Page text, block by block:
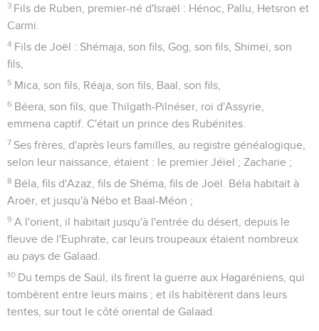
3 Fils de Ruben, premier-né d'Israël : Hénoc, Pallu, Hetsron et
Carmi.
4 Fils de Joël : Shémaja, son fils, Gog, son fils, Shimeï, son
fils,
5 Mica, son fils, Réaja, son fils, Baal, son fils,
6 Béera, son fils, que Thilgath-Pilnéser, roi d'Assyrie,
emmena captif. C'était un prince des Rubénites.
7 Ses frères, d'après leurs familles, au registre généalogique,
selon leur naissance, étaient : le premier Jéïel ; Zacharie ;
8 Béla, fils d'Azaz, fils de Shéma, fils de Joël. Béla habitait à
Aroër, et jusqu'à Nébo et Baal-Méon ;
9 A l'orient, il habitait jusqu'à l'entrée du désert, depuis le
fleuve de l'Euphrate, car leurs troupeaux étaient nombreux
au pays de Galaad.
10 Du temps de Saül, ils firent la guerre aux Hagaréniens, qui
tombèrent entre leurs mains ; et ils habitèrent dans leurs
tentes, sur tout le côté oriental de Galaad.